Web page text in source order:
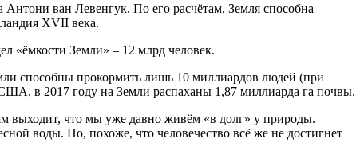
ван Левенгук. По его расчётам, Земля способна
XVII века.
«ёмкости Земли» – 12 млрд человек.
способны прокормить лишь 10 миллиардов людей (при
в 2017 году на Земли распаханы 1,87 миллиарда га почвы.
выходит, что мы уже давно живём «в долг» у природы.
воды. Но, похоже, что человечество всё же не достигнет